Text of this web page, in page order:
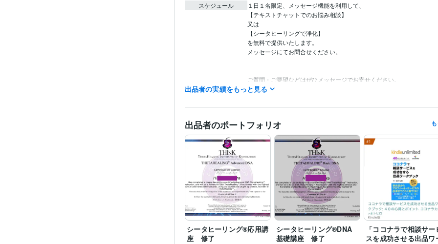
スケジュール
１日１名限定、メッセージ機能を利用して、
【テキストチャットでのお悩み相談】
又は
【シータヒーリングで浄化】
を無料で提供いたします。
メッセージにてお問合せください。
ご質問・ご要望などはぜひメッセージでお寄せください。
ココナラブログ不定期で更新中です♪
毎日チェックしていますので、最短1時間以内どんなに遅くとも24時間
☆電話相談の予定☆
夜19時前後に対応可能、深夜帯は対応不可のことが多いです。
（メッセージにてお問い合わせいただければ、細かい時間設定をお打ち
「待機中」に設定させていただきます）
（電話相談の「予約」は、毎時「00分」または「30分」しか受付できま
意ください。例えば10時10分とか、22時45分といったご予約はできない
なっております。10時や22時30分という形でのご予約となってしまい
ダイレクトメッセージでお問い合わせいただければ、細かい時間設定で
ことも可能です）
※下記のリンクより、無料登録して電話番号認証するとココナラより
レゼントされます。
出品者の実績をもっと見る
出品者のポートフォリオ
シータヒーリング®応用講
座 修了
シータヒーリング®DNA
基礎講座 修了
「ココナラで相談サー
スを成功させる出品ワ